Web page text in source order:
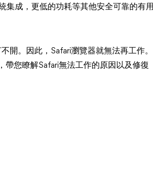
集成，更低的功耗等其他安全可靠的有用
開。因此，Safari瀏覽器就無法再工作。
帶您瞭解Safari無法工作的原因以及修復